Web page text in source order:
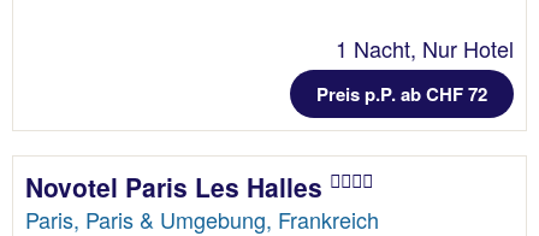
1 Nacht, Nur Hotel
Preis p.P. ab CHF 72
Novotel Paris Les Halles
Paris, Paris & Umgebung, Frankreich